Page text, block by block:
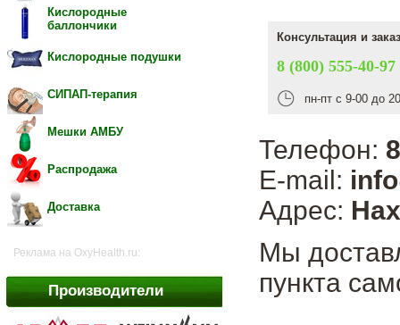
Кислородные
баллончики
Кислородные подушки
СИПАП-терапия
Мешки АМБУ
Распродажа
Доставка
Реклама на OxyHealth.ru:
Производители
Консультация и
8 (800) 555-40-97
пн-пт с 9-00 до
Телефон:
E-mail:
Адрес:
Мы
пункта